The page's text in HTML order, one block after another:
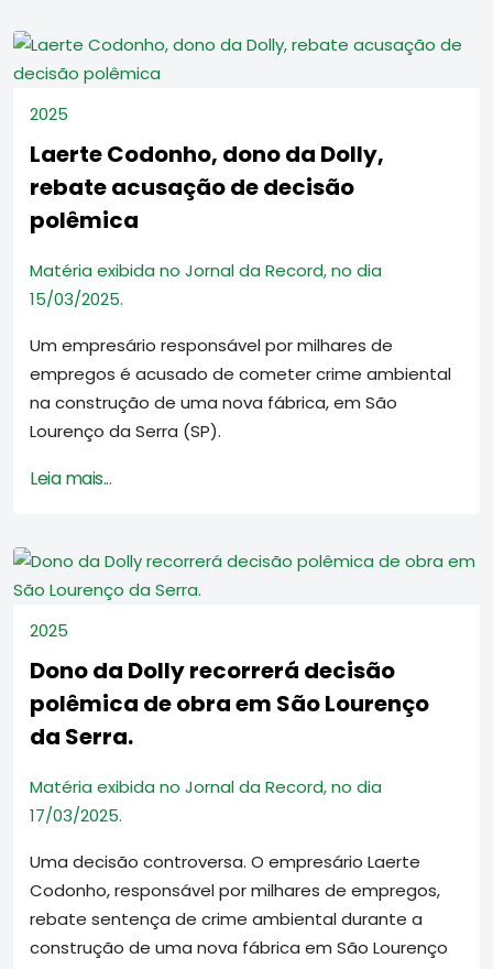
2025
Laerte Codonho, dono da Dolly,
rebate acusação de decisão
polêmica
Matéria exibida no Jornal da Record, no dia
15/03/2025.
Um empresário responsável por milhares de
empregos é acusado de cometer crime ambiental
na construção de uma nova fábrica, em São
Lourenço da Serra (SP).
Leia mais...
2025
Dono da Dolly recorrerá decisão
polêmica de obra em São Lourenço
da Serra.
Matéria exibida no Jornal da Record, no dia
17/03/2025.
Uma decisão controversa. O empresário Laerte
Codonho, responsável por milhares de empregos,
rebate sentença de crime ambiental durante a
construção de uma nova fábrica em São Lourenço